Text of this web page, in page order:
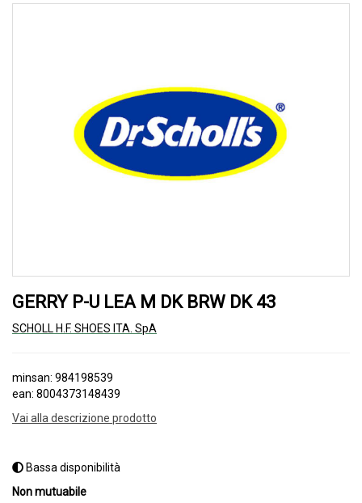
GERRY P-U LEA M DK BRW DK 43
SCHOLL H.F. SHOES ITA. SpA
minsan: 984198539
ean: 8004373148439
Vai alla descrizione prodotto
Bassa disponibilità
Non mutuabile